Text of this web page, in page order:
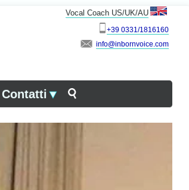
Vocal Coach US/UK/AU
+39 0331/1816160
info
Contatti▼